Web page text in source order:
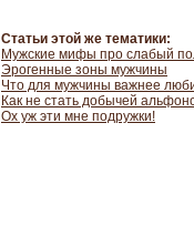
Статьи этой же тематики:
Мужские мифы про слабый
Эрогенные зоны мужчины
Что для мужчины важнее
Как не стать добычей
Ох уж эти мне подружки!